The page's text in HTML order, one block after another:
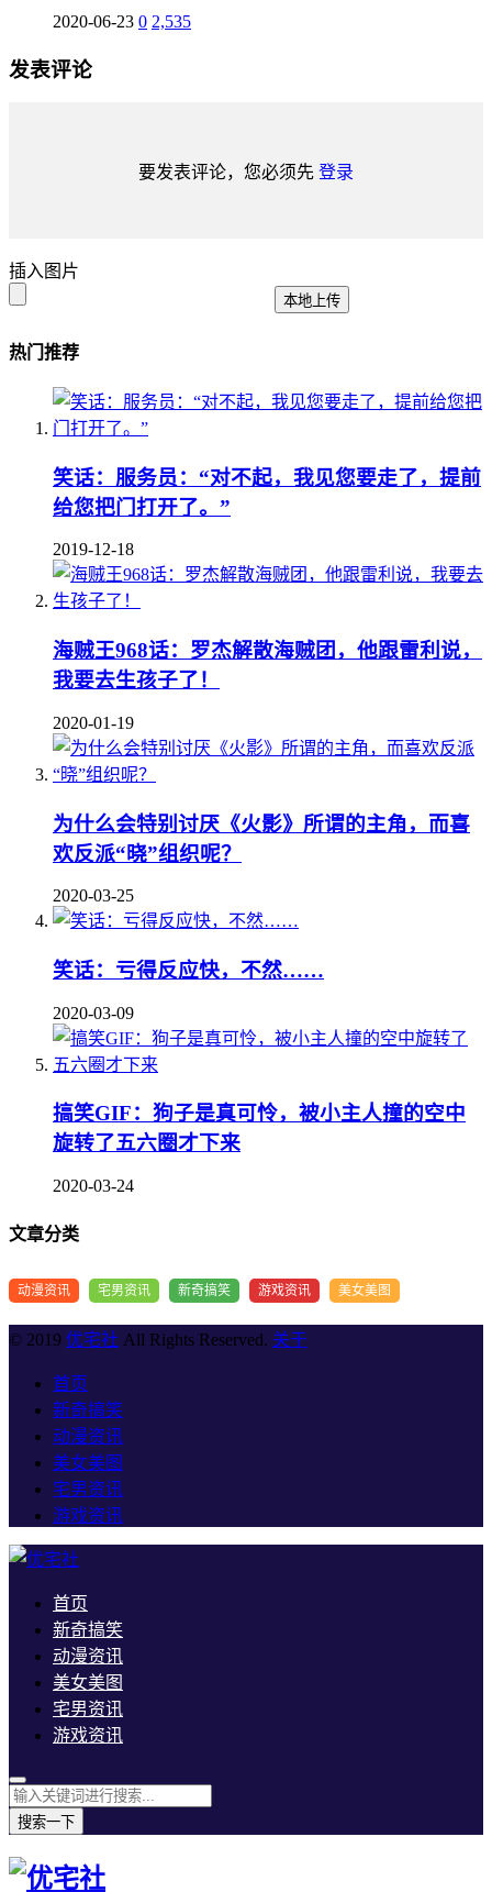
2020-06-23 0 2,535
发表评论
要发表评论，您必须先 登录
插入图片
本地上传
热门推荐
笑话：服务员：“对不起，我见您要走了，提前
给您把门打开了。”
2019-12-18
海贼王968话：罗杰解散海贼团，他跟雷利说，
我要去生孩子了！
2020-01-19
为什么会特别讨厌《火影》所谓的主角，而喜
欢反派“晓”组织呢？
2020-03-25
笑话：亏得反应快，不然……
2020-03-09
搞笑GIF：狗子是真可怜，被小主人撞的空中
旋转了五六圈才下来
2020-03-24
文章分类
动漫资讯 宅男资讯 新奇搞笑 游戏资讯 美女美图
© 2019 优宅社 All Rights Reserved. 关于
首页
新奇搞笑
动漫资讯
美女美图
宅男资讯
游戏资讯
首页
新奇搞笑
动漫资讯
美女美图
宅男资讯
游戏资讯
搜索一下